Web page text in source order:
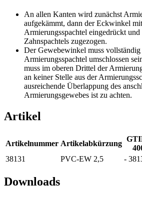
An allen Kanten wird zunächst
aufgekämmt, dann der Eckwinkel
Armierungsspachtel eingedrückt
Zahnspachtels zugezogen.
Der Gewebewinkel muss
Armierungsspachtel umschlossen
muss im oberen Drittel der
an keiner Stelle aus der
ausreichende Überlappung des
Armierungsgewebes ist zu achten.
Artikel
Artikelnummer Artikelabkürzung
38131
PVC-EW 2,5 -
Downloads